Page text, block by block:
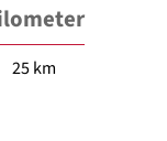
25 km